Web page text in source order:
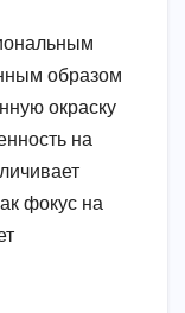
образом
окраску
на
фокус на